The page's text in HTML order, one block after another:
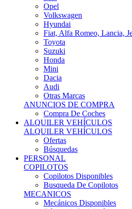
Volkswagen
Hyundai
Fiat, Alfa Romeo, Lancia,
Toyota
Suzuki
Honda
Mini
Dacia
Audi
Otras Marcas
ANUNCIOS DE COMPRA
Compra De Coches
ALQUILER VEHÍCULOS
ALQUILER VEHÍCULOS
Ofertas
Búsquedas
PERSONAL
COPILOTOS
Copilotos Disponibles
Busqueda De Copilotos
MECANICOS
Mecánicos Disponibles
Búsqueda De Mecánicos